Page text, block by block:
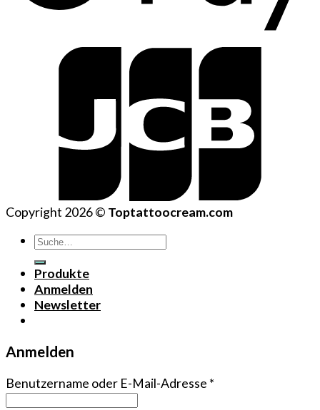
Copyright 2026 © Toptattoocream.com
Suche
Produkte
Anmelden
Newsletter
Anmelden
Benutzername oder E-Mail-Adresse *